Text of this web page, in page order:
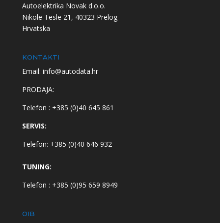
Autoelektrika Novak d.o.o.
Nikole Tesle 21, 40323 Prelog
Hrvatska
KONTAKTI
Email: info@autodata.hr
PRODAJA:
Telefon : +385 (0)40 645 861
SERVIS:
Telefon: +385 (0)40 646 932
TUNING:
Telefon : +385 (0)95 659 8949
OIB